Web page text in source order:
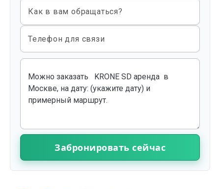
Как в вам обращаться?
Телефон для связи
Забронировать сейчас